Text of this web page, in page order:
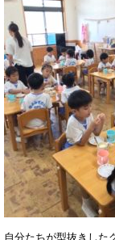
自分たちが型抜きした